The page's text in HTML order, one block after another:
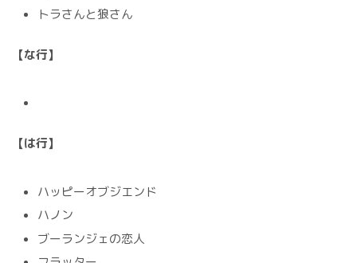
トラさんと狼さん
【な行】
【は行】
ハッピーオブジエンド
ハノン
ブーランジェの恋人